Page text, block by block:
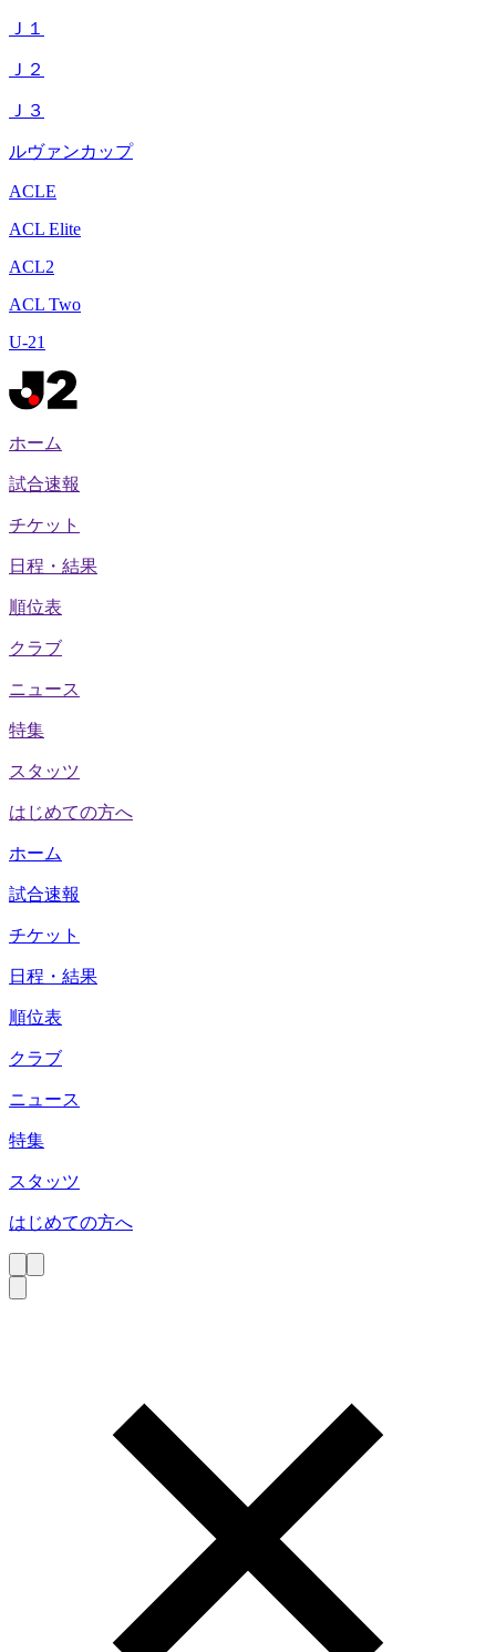
Ｊ１
Ｊ２
Ｊ３
ルヴァンカップ
ACLE
ACL Elite
ACL2
ACL Two
U-21
ホーム
試合速報
チケット
日程・結果
順位表
クラブ
ニュース
特集
スタッツ
はじめての方へ
ホーム
試合速報
チケット
日程・結果
順位表
クラブ
ニュース
特集
スタッツ
はじめての方へ